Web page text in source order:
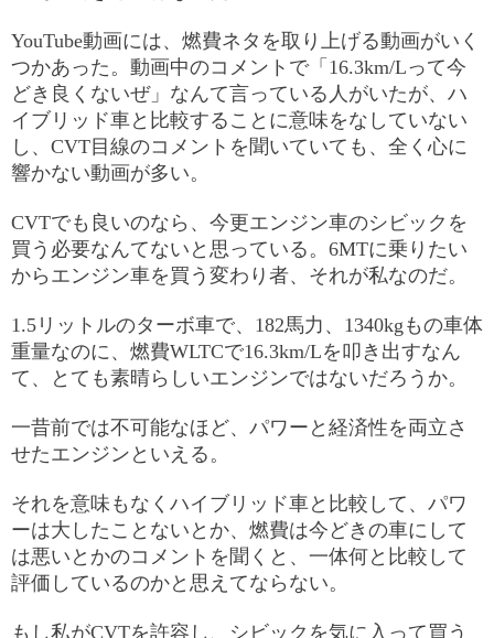
YouTube動画には、燃費ネタを取り上げる動画がいく
つかあった。動画中のコメントで「16.3km/Lって今
どき良くないぜ」なんて言っている人がいたが、ハ
イブリッド車と比較することに意味をなしていない
し、CVT目線のコメントを聞いていても、全く心に
響かない動画が多い。
CVTでも良いのなら、今更エンジン車のシビックを
買う必要なんてないと思っている。6MTに乗りたい
からエンジン車を買う変わり者、それが私なのだ。
1.5リットルのターボ車で、182馬力、1340kgもの車体
重量なのに、燃費WLTCで16.3km/Lを叩き出すなん
て、とても素晴らしいエンジンではないだろうか。
一昔前では不可能なほど、パワーと経済性を両立さ
せたエンジンといえる。
それを意味もなくハイブリッド車と比較して、パワ
ーは大したことないとか、燃費は今どきの車にして
は悪いとかのコメントを聞くと、一体何と比較して
評価しているのかと思えてならない。
もし私がCVTを許容し、シビックを気に入って買う